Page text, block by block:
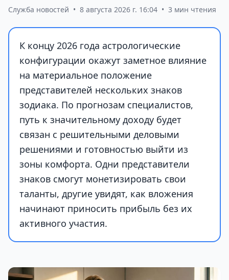
Служба новостей • 8 августа 2026 г. 16:04 • 3 мин чтения
К концу 2026 года астрологические
конфигурации окажут заметное влияние
на материальное положение
представителей нескольких знаков
зодиака. По прогнозам специалистов,
путь к значительному доходу будет
связан с решительными деловыми
решениями и готовностью выйти из
зоны комфорта. Одни представители
знаков смогут монетизировать свои
таланты, другие увидят, как вложения
начинают приносить прибыль без их
активного участия.